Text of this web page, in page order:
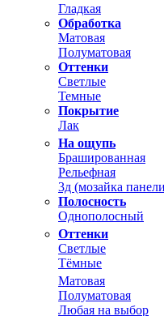
Гладкая
Обработка
Матовая
Полуматовая
Оттенки
Светлые
Темные
Покрытие
Лак
На ощупь
Брашированная
Рельефная
3д (мозайка
Полосность
Однополосный
Оттенки
Светлые
Тёмные
Матовая
Полуматовая
Любая на выбор